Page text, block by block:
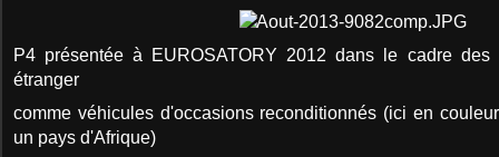
P4 présentée à EUROSATORY 2012 dans le cadre
étranger
comme véhicules d'occasions reconditionnés (ici en
un pays d'Afrique)